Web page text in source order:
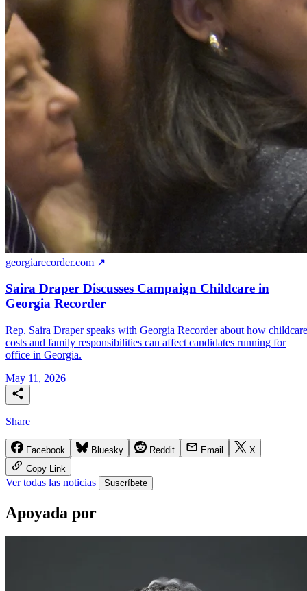
georgiarecorder.com ↗
Saira Draper Discusses Campaign Childcare in
Georgia Recorder
Rep. Saira Draper speaks with Georgia Recorder about how childcare
costs and family responsibilities can affect candidates running for
office in Georgia.
May 11, 2026
Share
Facebook Bluesky Reddit Email
X
Copy Link
Ver todas las noticias Suscríbete
Apoyada por